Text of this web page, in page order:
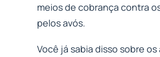
meios de cobrança contra
pelos avós.
Você já sabia disso sobre